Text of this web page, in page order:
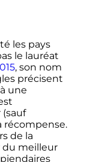
les pays
le lauréat
, son nom
précisent
une
récompense.
de la
du meilleur